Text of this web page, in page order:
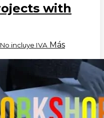
with
No incluye IVA Más